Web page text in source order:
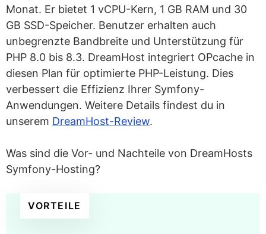
Monat. Er bietet 1 vCPU-Kern, 1 GB RAM und 30
GB SSD-Speicher. Benutzer erhalten auch
unbegrenzte Bandbreite und Unterstützung für
PHP 8.0 bis 8.3. DreamHost integriert OPcache in
diesen Plan für optimierte PHP-Leistung. Dies
verbessert die Effizienz Ihrer Symfony-
Anwendungen. Weitere Details findest du in
unserem DreamHost-Review.
Was sind die Vor- und Nachteile von DreamHosts
Symfony-Hosting?
VORTEILE